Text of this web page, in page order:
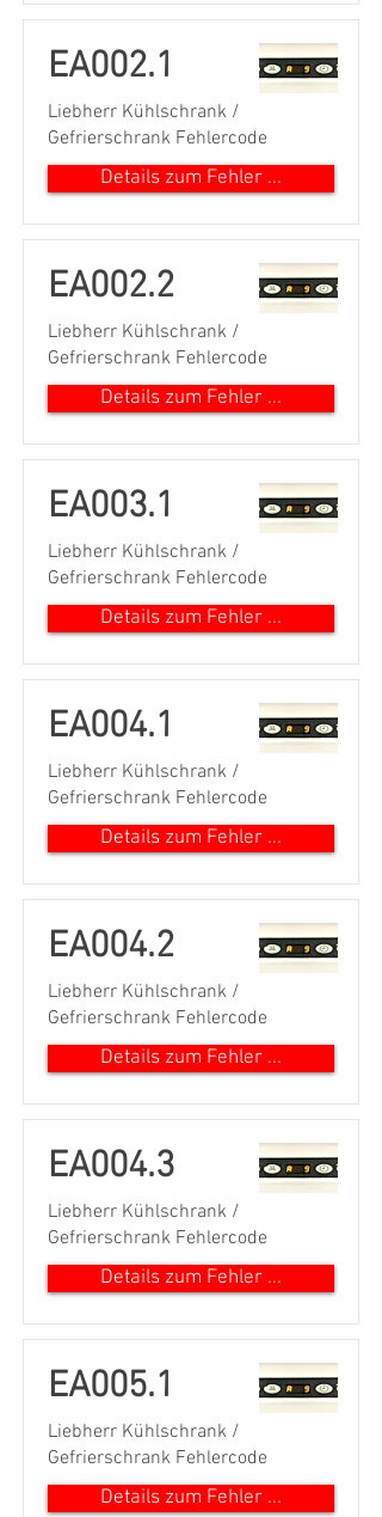
EA002.1
Liebherr Kühlschrank /
Gefrierschrank Fehlercode
Details zum Fehler ...
EA002.2
Liebherr Kühlschrank /
Gefrierschrank Fehlercode
Details zum Fehler ...
EA003.1
Liebherr Kühlschrank /
Gefrierschrank Fehlercode
Details zum Fehler ...
EA004.1
Liebherr Kühlschrank /
Gefrierschrank Fehlercode
Details zum Fehler ...
EA004.2
Liebherr Kühlschrank /
Gefrierschrank Fehlercode
Details zum Fehler ...
EA004.3
Liebherr Kühlschrank /
Gefrierschrank Fehlercode
Details zum Fehler ...
EA005.1
Liebherr Kühlschrank /
Gefrierschrank Fehlercode
Details zum Fehler ...